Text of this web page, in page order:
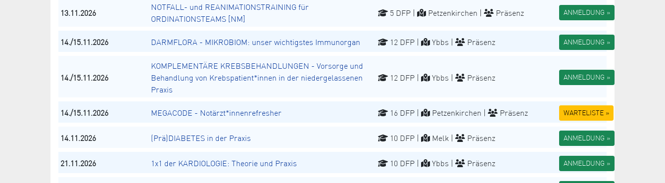
13.11.2026
NOTFALL- und REANIMATIONSTRAINING für
ORDINATIONSTEAMS [NM]
5 DFP | Petzenkirchen | Präsenz ANMELDUNG »
14./15.11.2026 DARMFLORA - MIKROBIOM: unser wichtigstes Immunorgan 12 DFP | Ybbs | Präsenz ANMELDUNG »
14./15.11.2026
KOMPLEMENTÄRE KREBSBEHANDLUNGEN - Vorsorge und
Behandlung von Krebspatient*innen in der niedergelassenen
Praxis
12 DFP | Ybbs | Präsenz ANMELDUNG »
14./15.11.2026 MEGACODE - Notärzt*innenrefresher 16 DFP | Petzenkirchen | Präsenz WARTELISTE »
14.11.2026 (Prä)DIABETES in der Praxis 10 DFP | Melk | Präsenz ANMELDUNG »
21.11.2026 1x1 der KARDIOLOGIE: Theorie und Praxis 10 DFP | Ybbs | Präsenz ANMELDUNG »